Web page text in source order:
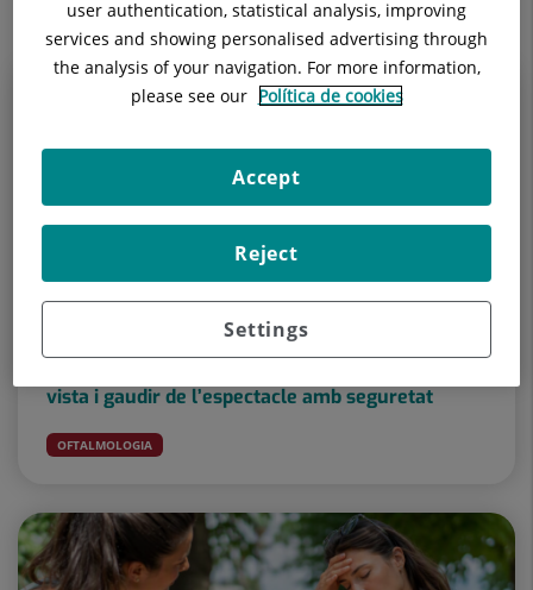
vista i gaudir de l’espectacle amb seguretat
OFTALMOLOGIA
user authentication, statistical analysis, improving
services and showing personalised advertising through
the analysis of your navigation. For more information,
please see our Política de cookies
Settings
Reject
Accept